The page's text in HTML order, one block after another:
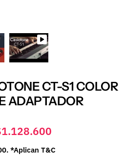
CT-S1 COLOR
ADAPTADOR
actual
*Aplican T&C